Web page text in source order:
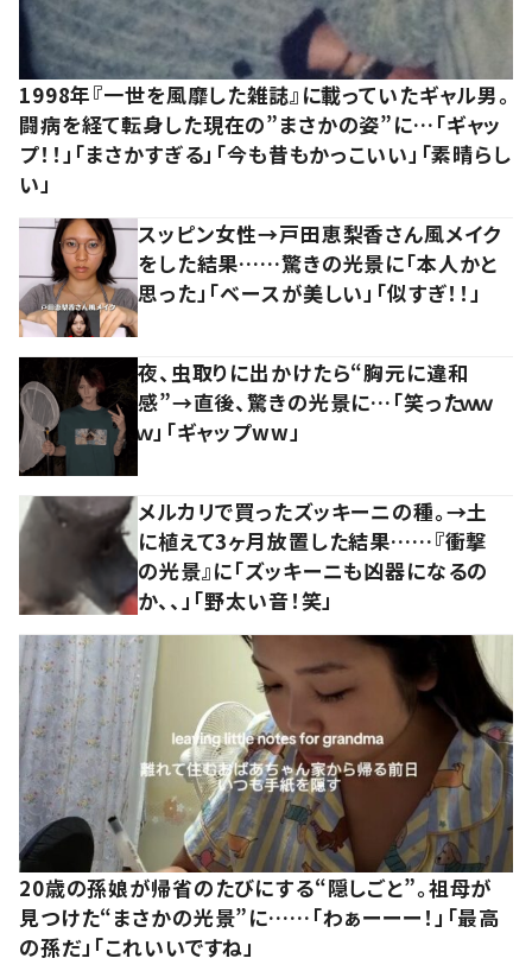
1998年『一世を風靡した雑誌』に載っていたギャル男。
闘病を経て転身した現在の”まさかの姿”に…「ギャッ
プ！！」「まさかすぎる」「今も昔もかっこいい」「素晴らし
い」
スッピン女性→戸田恵梨香さん風メイク
をした結果……驚きの光景に「本人かと
思った」「ベースが美しい」「似すぎ！！」
夜、虫取りに出かけたら“胸元に違和
感”→直後、驚きの光景に…「笑ったｗｗ
ｗ」「ギャップww」
メルカリで買ったズッキーニの種。→土
に植えて3ヶ月放置した結果……『衝撃
の光景』に「ズッキーニも凶器になるの
か、、」「野太い音！笑」
20歳の孫娘が帰省のたびにする“隠しごと”。祖母が
見つけた“まさかの光景”に……「わぁーーー！」「最高
の孫だ」「これいいですね」